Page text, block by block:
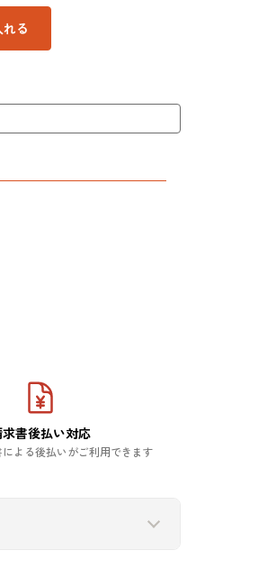
る
求書後払い対応
よる後払いがご利用できます